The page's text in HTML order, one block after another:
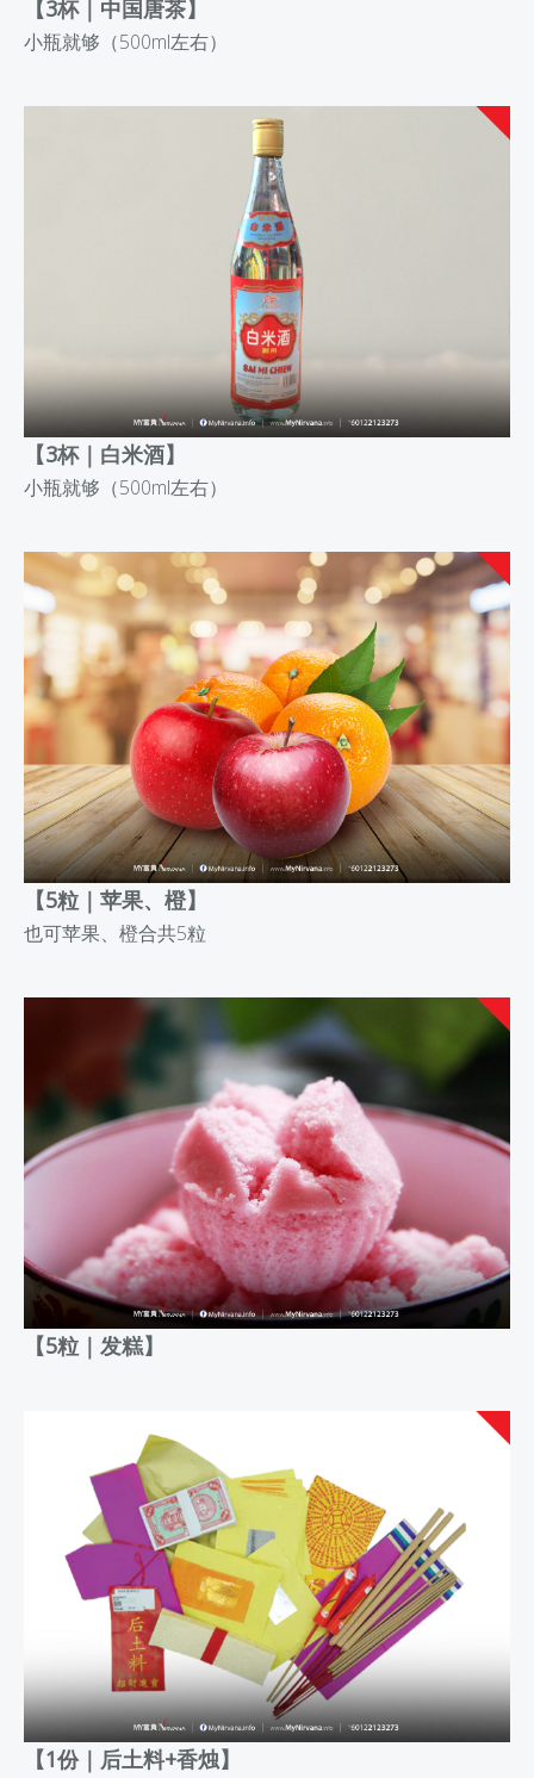
【3杯｜ 中国唐茶】
小瓶就够（500ml左右）
【3杯｜白米酒】
小瓶就够 （500ml左右）
【5粒｜苹果、橙】
也可苹果、橙合共5粒
【5粒｜发糕】
【1份｜后土料+香烛】